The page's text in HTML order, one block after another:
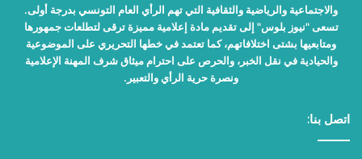
والاجتماعية والرياضية والثقافية التي تهم الرأي العام التونسي بدرجة أولى.
تسعى "نيوز بلوس" إلى تقديم مادة إعلامية مميزة ترقى لتطلعات جمهورها
ومتابعيها بشتى اختلافاتهم، كما تعتمد في خطها التحريري على الموضوعية
والحيادية في نقل الخبر، والحرص على احترام ميثاق شرف المهنة الإعلامية
ونصرة حرية الرأي والتعبير.
اتصل بنا: